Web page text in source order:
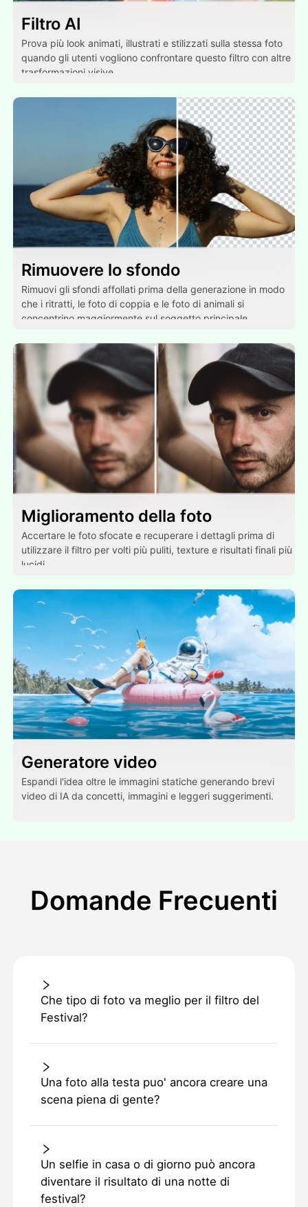
Filtro AI
Prova più look animati, illustrati e stilizzati sulla stessa foto
quando gli utenti vogliono confrontare questo filtro con altre
trasformazioni visive.
Rimuovere lo sfondo
Rimuovi gli sfondi affollati prima della generazione in modo
che i ritratti, le foto di coppia e le foto di animali si
concentrino maggiormente sul soggetto principale.
Miglioramento della foto
Accertare le foto sfocate e recuperare i dettagli prima di
utilizzare il filtro per volti più puliti, texture e risultati finali più
lucidi.
Generatore video
Espandi l'idea oltre le immagini statiche generando brevi
video di IA da concetti, immagini e leggeri suggerimenti.
Domande Frecuenti
Che tipo di foto va meglio per il filtro del
Festival?
Una foto alla testa puo' ancora creare una
scena piena di gente?
Un selfie in casa o di giorno può ancora
diventare il risultato di una notte di
festival?